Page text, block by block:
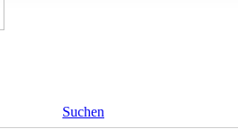
Suchen